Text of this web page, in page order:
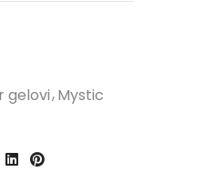
gelovi Mystic